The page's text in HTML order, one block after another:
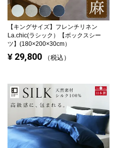
【キングサイズ】 フレンチリネン
La.chic(ラシック）【ボックスシー
ツ】(180×200×30cm）
¥ 29,800 税込